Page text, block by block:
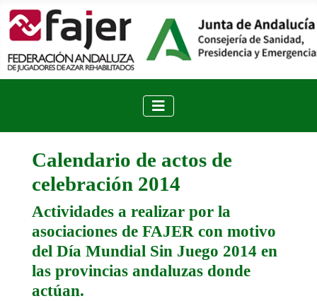
Calendario de actos de
celebración 2014
Actividades a realizar por la
asociaciones de FAJER con motivo
del Día Mundial Sin Juego 2014 en
las provincias andaluzas donde
actúan.